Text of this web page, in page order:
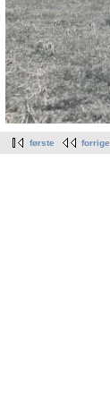
første forrige